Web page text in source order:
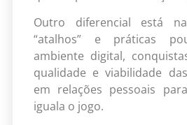
Outro diferencial está
“atalhos” e práticas
ambiente digital,
qualidade e viabilidade
em relações pessoais
iguala o jogo.